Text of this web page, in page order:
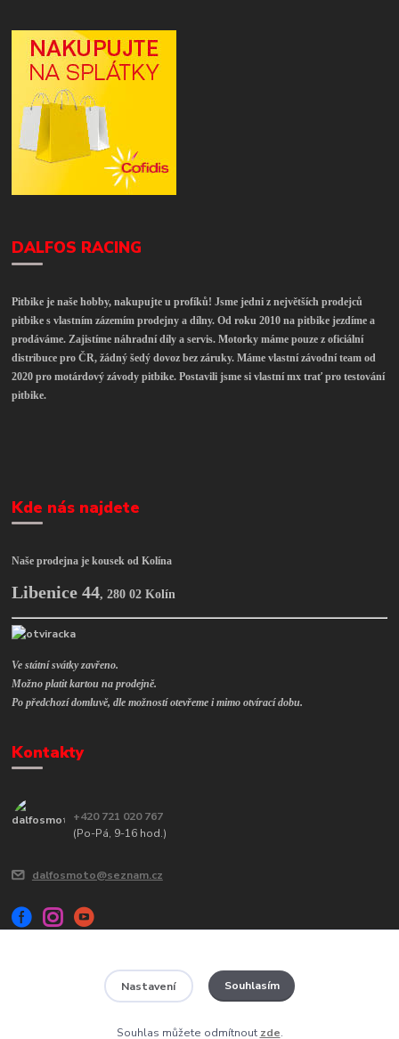
DALFOS RACING
Pitbike je naše hobby, nakupujte u profíků! Jsme jedni z největších prodejců
pitbike s vlastním zázemím prodejny a dílny. Od roku 2010 na pitbike jezdíme a
prodáváme. Zajistíme náhradní díly a servis. Motorky máme pouze z oficiální
distribuce pro ČR, žádný šedý dovoz bez záruky. Máme vlastní závodní team od
2020 pro motárdový závody pitbike. Postavili jsme si vlastní mx trať pro testování
pitbike.
Kde nás najdete
Naše prodejna je kousek od Kolína
Libenice 44,280 02 Kolín
Ve státní svátky zavřeno.
Možno platit kartou na prodejně.
Po předchozí domluvě, dle možností otevřeme i mimo otvírací dobu.
Kontakty
+420 721 020 767
(Po-Pá, 9-16 hod.)
dalfosmoto@seznam.cz
Veškerý obsah tohoto webu je chráněn autorským zákonem č. 121/2000
Nastavení Souhlasím
Souhlas můžete odmítnout zde.